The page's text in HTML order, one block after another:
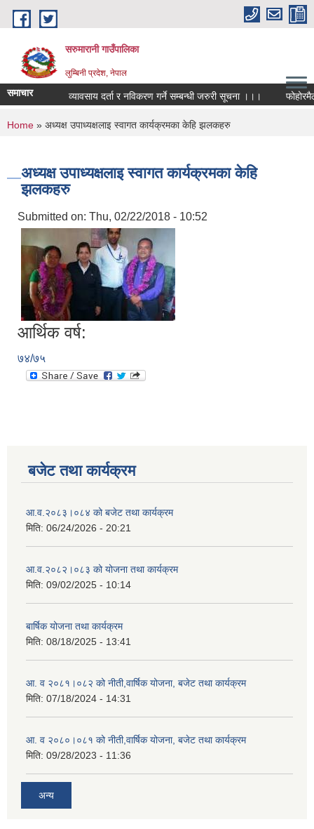
Skip to main content
सरुमारानी गाउँपालिका
लुम्बिनी प्रदेश, नेपाल
समाचार व्यावसाय दर्ता र नविकरण गर्ने सम्बन्धी जरुरी सूचना ।।।
You are here
Home » अध्यक्ष उपाध्यक्षलाइ स्वागत कार्यक्रमका केहि झलकहरु
अध्यक्ष उपाध्यक्षलाइ स्वागत कार्यक्रमका केहि
झलकहरु
Submitted on: Thu, 02/22/2018 - 10:52
आर्थिक वर्ष:
७४/७५
बजेट तथा कार्यक्रम
आ.व.२०८३।०८४ को बजेट तथा कार्यक्रम
मिति: 06/24/2026 - 20:21
आ.व.२०८२।०८३ को योजना तथा कार्यक्रम
मिति: 09/02/2025 - 10:14
बार्षिक योजना तथा कार्यक्रम
मिति: 08/18/2025 - 13:41
आ. व २०८१।०८२ को नीती,वार्षिक योजना, बजेट तथा कार्यक्रम
मिति: 07/18/2024 - 14:31
आ. व २०८०।०८१ को नीती,वार्षिक योजना, बजेट तथा कार्यक्रम
मिति: 09/28/2023 - 11:36
अन्य